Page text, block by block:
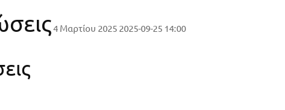
4 Μαρτίου 2025 2025-09-25 14:00